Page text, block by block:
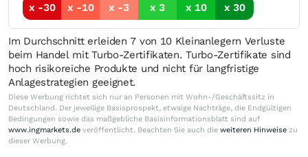
x -30
x -10 x -3 x 3 x 10 x 30
Im Durchschnitt erleiden 7 von 10 Kleinanlegern Verluste
beim Handel mit Turbo-Zertifikaten. Turbo-Zertifikate sind
hoch risikoreiche Produkte und nicht für langfristige
Anlagestrategien geeignet.
Diese Werbung richtet sich nur an Personen mit Wohn-/Geschäftssitz in
Deutschland. Der jeweilige Basisprospekt, etwaige Nachträge, die Endgültigen
Bedingungen sowie das maßgebliche Basisinformationsblatt sind auf
www.ingmarkets.de veröffentlicht. Beachten Sie auch die weiteren Hinweise zu
dieser Werbung.